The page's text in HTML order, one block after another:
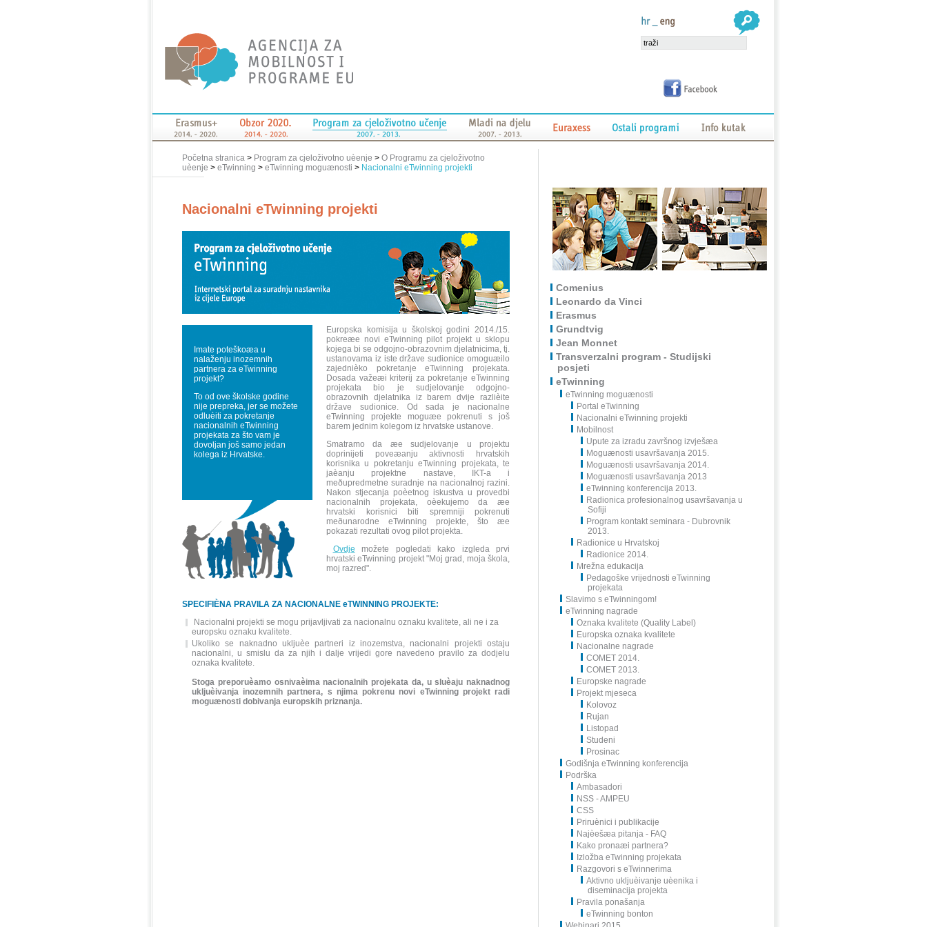
Početna stranica > Program za cjeloživotno uèenje > O Programu za cjeloživotno
uèenje > eTwinning > eTwinning moguænosti > Nacionalni eTwinning projekti
Nacionalni eTwinning projekti
Imate poteškoæa u
nalaženju inozemnih
partnera za eTwinning
projekt?
To od ove školske godine
nije prepreka, jer se možete
odluèiti za pokretanje
nacionalnih eTwinning
projekata za što vam je
dovoljan još samo jedan
kolega iz Hrvatske.
Europska komisija u školskoj godini 2014./15.
pokreæe novi eTwinning pilot projekt u sklopu
kojega bi se odgojno-obrazovnim djelatnicima, tj.
ustanovama iz iste države sudionice omoguæilo
zajednièko pokretanje eTwinning projekata.
Dosada važeæi kriterij za pokretanje eTwinning
projekata bio je sudjelovanje odgojno-
obrazovnih djelatnika iz barem dvije razlièite
države sudionice. Od sada je nacionalne
eTwinning projekte moguæe pokrenuti s još
barem jednim kolegom iz hrvatske ustanove.
Smatramo da æe sudjelovanje u projektu
doprinijeti poveæanju aktivnosti hrvatskih
korisnika u pokretanju eTwinning projekata, te
jaèanju projektne nastave, IKT-a i
meðupredmetne suradnje na nacionalnoj razini.
Nakon stjecanja poèetnog iskustva u provedbi
nacionalnih projekata, oèekujemo da æe
hrvatski korisnici biti spremniji pokrenuti
meðunarodne eTwinning projekte, što æe
pokazati rezultati ovog pilot projekta.
Ovdje možete pogledati kako izgleda prvi
hrvatski eTwinning projekt "Moj grad, moja škola,
moj razred".
SPECIFIÈNA PRAVILA ZA NACIONALNE eTWINNING PROJEKTE:
Nacionalni projekti se mogu prijavljivati za nacionalnu oznaku kvalitete, ali ne i za
europsku oznaku kvalitete.
Ukoliko se naknadno ukljuèe partneri iz inozemstva, nacionalni projekti ostaju
nacionalni, u smislu da za njih i dalje vrijedi gore navedeno pravilo za dodjelu
oznaka kvalitete.
Stoga preporuèamo osnivaèima nacionalnih projekata da, u sluèaju naknadnog
ukljuèivanja inozemnih partnera, s njima pokrenu novi eTwinning projekt radi
moguænosti dobivanja europskih priznanja.
Comenius
Leonardo da Vinci
Erasmus
Grundtvig
Jean Monnet
Transverzalni program - Studijski
posjeti
eTwinning
eTwinning moguænosti
Portal eTwinning
Nacionalni eTwinning projekti
Mobilnost
Upute za izradu završnog izvješæa
Moguænosti usavršavanja 2015.
Moguænosti usavršavanja 2014.
Moguænosti usavršavanja 2013
eTwinning konferencija 2013.
Radionica profesionalnog usavršavanja u
Sofiji
Program kontakt seminara - Dubrovnik
2013.
Radionice u Hrvatskoj
Radionice 2014.
Mrežna edukacija
Pedagoške vrijednosti eTwinning
projekata
Slavimo s eTwinningom!
eTwinning nagrade
Oznaka kvalitete (Quality Label)
Europska oznaka kvalitete
Nacionalne nagrade
COMET 2014.
COMET 2013.
Europske nagrade
Projekt mjeseca
Kolovoz
Rujan
Listopad
Studeni
Prosinac
Godišnja eTwinning konferencija
Podrška
Ambasadori
NSS - AMPEU
CSS
Priruènici i publikacije
Najèešæa pitanja - FAQ
Kako pronaæi partnera?
Izložba eTwinning projekata
Razgovori s eTwinnerima
Aktivno ukljuèivanje uèenika i
diseminacija projekta
Pravila ponašanja
eTwinning bonton